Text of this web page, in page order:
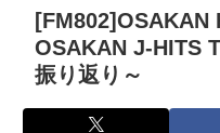
[FM802]OSAKAN
OSAKAN J-HITS
振り返り～